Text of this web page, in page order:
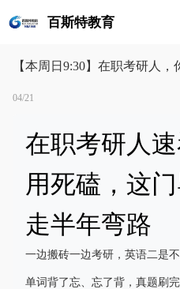
百斯特教育
【本周日9:30】在职考研人
04/21
在职考研人
用死磕，这
走半年弯路
一边搬砖一边考研，英语二是
单词背了忘、忘了背，真题刷